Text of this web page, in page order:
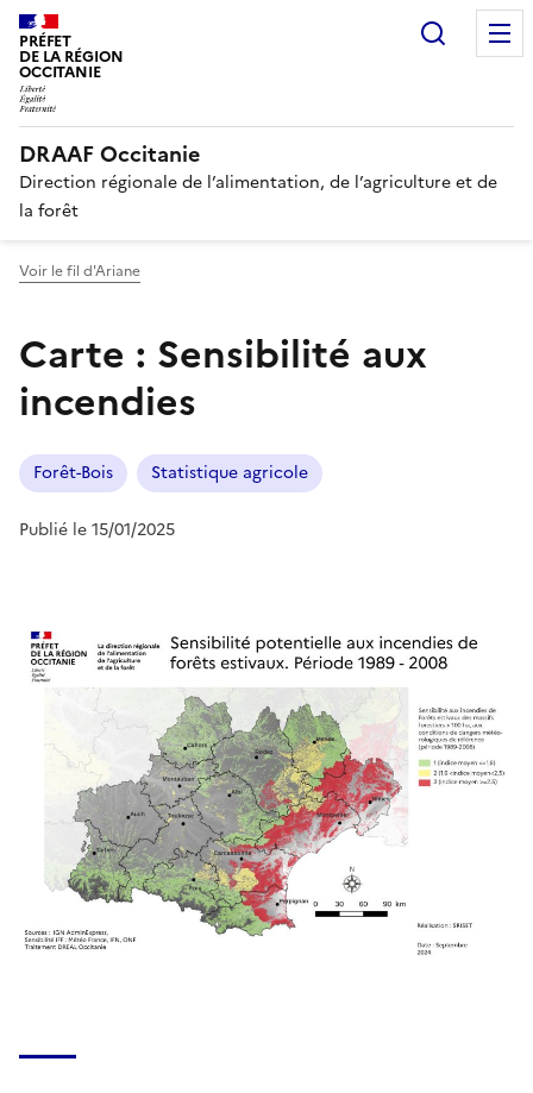
PRÉFET
DE LA RÉGION
OCCITANIE
DRAAF Occitanie
Direction régionale de l’alimentation, de l’agriculture et de
la forêt
Voir le fil d'Ariane
Carte : Sensibilité aux
incendies
Forêt-Bois Statistique agricole
Publié le 15/01/2025